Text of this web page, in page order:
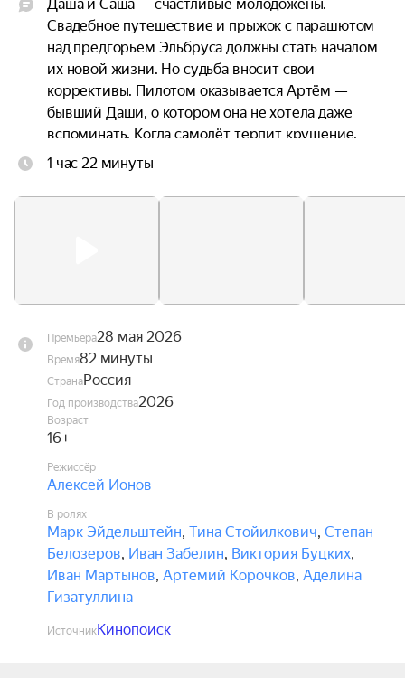
Даша и Саша — счастливые молодожёны.
Свадебное путешествие и прыжок с парашютом
над предгорьем Эльбруса должны стать началом
их новой жизни. Но судьба вносит свои
коррективы. Пилотом оказывается Артём —
бывший Даши, о котором она не хотела даже
вспоминать. Когда самолёт терпит крушение,
троим приходится прыгать без подготовки.
— но оказываются подвешены над горной
1 час 22 минуты
Премьера28 мая 2026
Время82 минуты
СтранаРоссия
Год производства2026
Возраст
16+
Режиссёр
Алексей Ионов
В ролях
Марк Эйдельштейн, Тина Стойилкович, Степан
Белозеров, Иван Забелин, Виктория Буцких,
Иван Мартынов, Артемий Корочков, Аделина
Гизатуллина
ИсточникКинопоиск